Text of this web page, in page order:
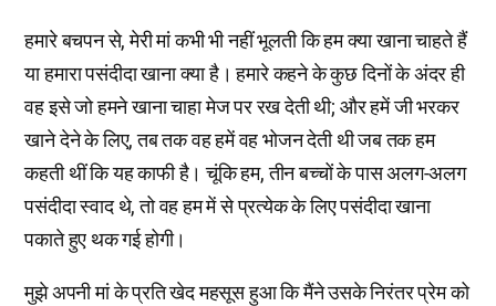
हमारे बचपन से, मेरी मां कभी भी नहीं भूलती कि हम क्या खाना चाहते हैं
या हमारा पसंदीदा खाना क्या है। हमारे कहने के कुछ दिनों के अंदर ही
वह इसे जो हमने खाना चाहा मेज पर रख देती थी; और हमें जी भरकर
खाने देने के लिए, तब तक वह हमें वह भोजन देती थी जब तक हम
कहती थीं कि यह काफी है। चूंकि हम, तीन बच्चों के पास अलग-अलग
पसंदीदा स्वाद थे, तो वह हम में से प्रत्येक के लिए पसंदीदा खाना
पकाते हुए थक गई होगी।
मुझे अपनी मां के प्रति खेद महसूस हुआ कि मैंने उसके निरंतर प्रेम को